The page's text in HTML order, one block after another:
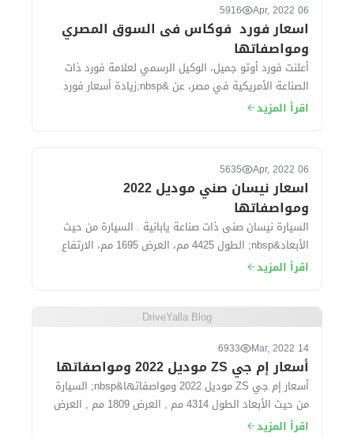
06 Apr, 2022
5916
اسعار فورد فوكاس فى السوق المصري
ومواصفاتها
أعلنت فورد أوتو جميل، الوكيل الرسمي لعلامة فورد ذات
الصناعة الأمريكية في مصر، عن &nbsp;زيادة أسعار فورد
فوكاس موديل 2022 بقيمة 50 ألف جنيه خ...
اقرأ المزيد
06 Apr, 2022
5635
اسعار نيسان صني موديل 2022
ومواصفاتها
السيارة نيسان صنى ذات صناعة يابانية . السيارة من حيث
الأبعاد&nbsp; الطول 4425 مم، العرض 1695 مم، الارتفاع
1500 مم، قاعدة العجلات 260...
اقرأ المزيد
DriveYalla Blog
14 Mar, 2022
6933
أسعار إم جي ZS موديل 2022 ومواصفاتها
أسعار إم جي ZS موديل 2022 ومواصفاتها&nbsp; السيارة
من حيث الأبعاد الطول 4314 مم , العرض 1809 مم , العرض
1624 مم. سعة الشنطة...
اقرأ المزيد